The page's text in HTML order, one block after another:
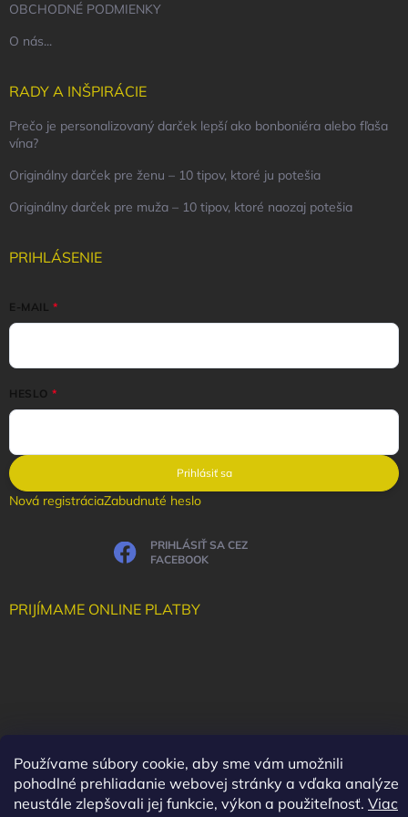
Používame súbory cookie, aby sme vám umožnili
pohodlné prehliadanie webovej stránky a vďaka analýze
neustále zlepšovali jej funkcie, výkon a použiteľnosť. Viac
OBCHODNÉ PODMIENKY
O nás...
RADY A INŠPIRÁCIE
Prečo je personalizovaný darček lepší ako bonboniéra alebo fľaša
vína?
Originálny darček pre ženu – 10 tipov, ktoré ju potešia
Originálny darček pre muža – 10 tipov, ktoré naozaj potešia
PRIHLÁSENIE
E-MAIL
HESLO
Prihlásiť sa
Nová registráciaZabudnuté heslo
PRIHLÁSIŤ SA CEZ
FACEBOOK
PRIJÍMAME ONLINE PLATBY